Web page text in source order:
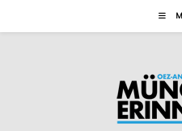
Inhalt